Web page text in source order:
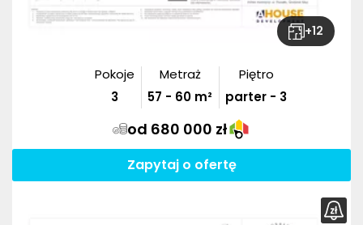
+12
Pokoje
3
Metraż
57 - 60 m²
Piętro
parter - 3
od 680 000 zł
Zapytaj o ofertę